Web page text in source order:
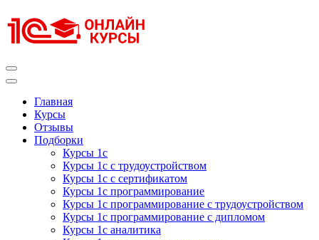
к
содержимому
Главная
Курсы
Отзывы
Подборки
Курсы 1с
Курсы 1с с трудоустройством
Курсы 1с с сертификатом
Курсы 1с программирование
Курсы 1с программирование с трудоустройством
Курсы 1с программирование с дипломом
Курсы 1с аналитика